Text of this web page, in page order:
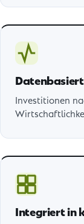
Investitionen
Integriert in